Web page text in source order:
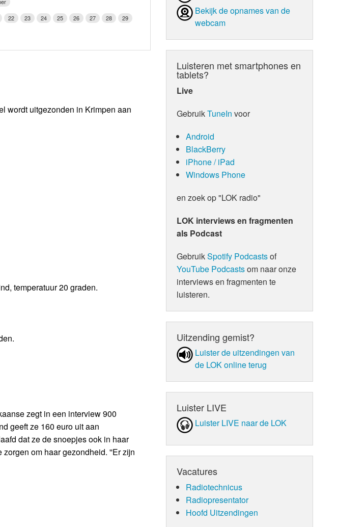
Weerman
22 23 24 25 26 27 28
29
wordt uitgezonden in Krimpen aan
temperatuur 20 graden.
zegt in een interview 900
geeft ze 160 euro uit aan
dat ze de snoepjes ook in haar
om haar gezondheid. ''Er zijn
Bekijk de opnames van de
webcam
Luisteren met smartphones en
tablets?
Live
GebruikTuneIn voor
Android
BlackBerry
iPhone / iPad
Windows Phone
en zoek op "LOK radio"
LOK interviews en fragmenten
als Podcast
GebruikSpotify Podcastsof
YouTube Podcastsom naar onze
interviews en fragmenten te
luisteren.
Uitzending gemist?
Luister de uit­zen­din­gen van
de LOK online terug
Luister LIVE
Luister LIVE naar de LOK
Vacatures
Radiotechnicus
Radiopresentator
Hoofd Uitzendingen